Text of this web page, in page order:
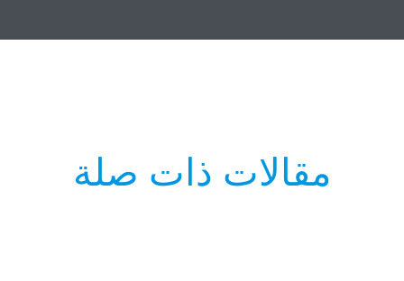
مقالات ذات صلة